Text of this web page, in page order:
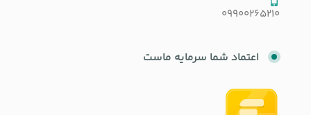
09900265210
اعتماد شما سرمایه ماست